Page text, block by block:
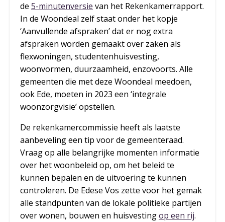
de 5-minutenversie van het Rekenkamerrapport.
In de Woondeal zelf staat onder het kopje
‘Aanvullende afspraken’ dat er nog extra
afspraken worden gemaakt over zaken als
flexwoningen, studentenhuisvesting,
woonvormen, duurzaamheid, enzovoorts. Alle
gemeenten die met deze Woondeal meedoen,
ook Ede, moeten in 2023 een ‘integrale
woonzorgvisie’ opstellen.
De rekenkamercommissie heeft als laatste
aanbeveling een tip voor de gemeenteraad.
Vraag op alle belangrijke momenten informatie
over het woonbeleid op, om het beleid te
kunnen bepalen en de uitvoering te kunnen
controleren. De Edese Vos zette voor het gemak
alle standpunten van de lokale politieke partijen
over wonen, bouwen en huisvestingop een rij.